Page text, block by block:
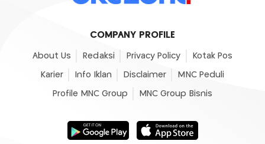
COMPANY PROFILE
About Us Redaksi Privacy Policy Kotak Pos
Karier Info Iklan Disclaimer MNC Peduli
Profile MNC Group MNC Group Bisnis